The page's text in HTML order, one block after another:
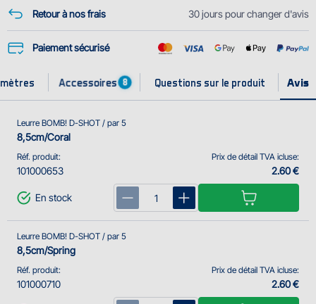
Retour à nos frais 30 jours pour changer d'avis
Paiement sécurisé
Accessoires 8 Questions sur le produit
Réf. produit:
101000653
Leurre BOMB! D-SHOT / par 5
8,5cm/Coral
Prix de détail TVA icluse:
2.60 €
En stock
Réf. produit:
101000710
Leurre BOMB! D-SHOT / par 5
8,5cm/Spring
Prix de détail TVA icluse:
2.60 €